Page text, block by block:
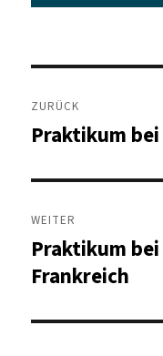
ZURÜCK
Vorheriger
Praktikum bei
WEITER
Nächster
Beitrag:
Praktikum
Frankreich